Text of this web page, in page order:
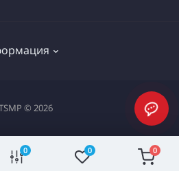
0 0 0
проф. оборудование
и оплата
конфиденциальности
© 2026